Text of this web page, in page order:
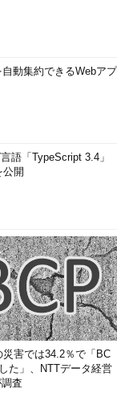
て停止した場合には、デー
てしまう。エラーによっ
by PMON, pid =
動を試行することが必要と
視体制の自動化も可
動集約できるWebアプ
語「TypeScript 3.4」
開
災害では34.2％で「BC
た」、NTTデータ経営
査